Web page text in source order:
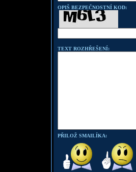
OPIŠ BEZPEČNOSTNÍ KOD:
TEXT ROZHŘEŠENÍ:
PŘILOŽ SMAILÍKA: